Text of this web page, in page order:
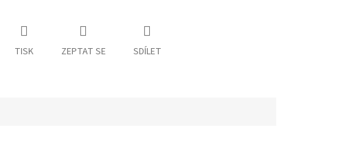
TISK ZEPTAT SE SDÍLET